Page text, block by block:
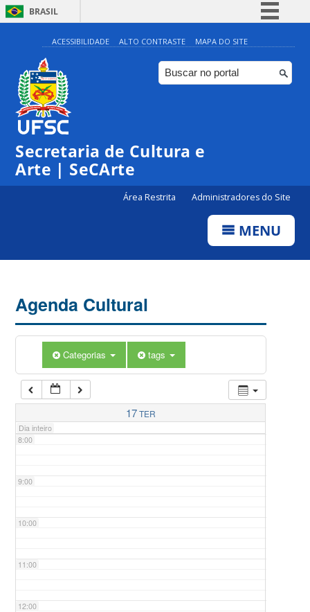
BRASIL
Simplifique!
Comunica BR
Participe
ACESSIBILIDADE ALTO CONTRASTE MAPA DO SITE
Secretaria de Cultura e
Arte | SeCArte
Área Restrita Administradores do Site
MENU
Agenda Cultural
Categorias tags
17TER
Dia inteiro
0:00
1:00
5:00
7:00
8:00
9:00
10:00
11:00
12:00